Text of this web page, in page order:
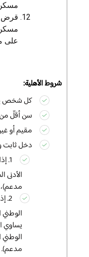
قرض
على
شروط الأهلية:
كل شخص
سن أقلّ من 75
مقيم أو
دخل ثابت
1.
مدعم)،
2.
الوطني
مدعم).